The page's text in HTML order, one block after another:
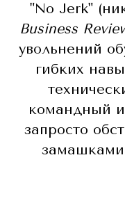
"No Jerk"
Business
увольнений
гибких
командный
запросто